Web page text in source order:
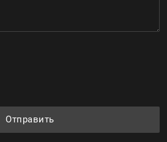
Отправить